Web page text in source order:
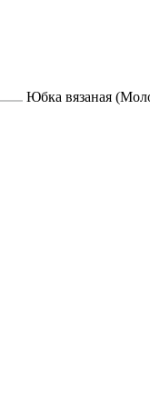
Юбка вязаная